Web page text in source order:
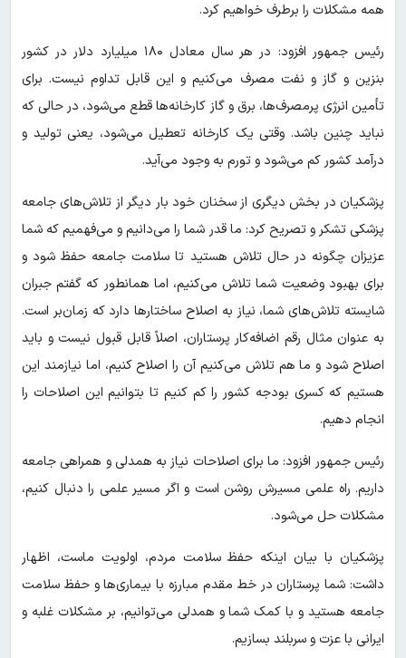
همه مشکلات را برطرف خواهیم کرد.
رئیس جمهور افزود: در هر سال معادل ۱۸۰ میلیارد دلار در کشور
بنزین و گاز و نفت مصرف می‌کنیم و این قابل تداوم نیست. برای
تأمین انرژی پرمصرف‌ها، برق و گاز کارخانه‌ها قطع می‌شود، در حالی که
نباید چنین باشد. وقتی یک کارخانه تعطیل می‌شود، یعنی تولید و
درآمد کشور کم می‌شود و تورم به وجود می‌آید.
پزشکیان در بخش دیگری از سخنان خود بار دیگر از تلاش‌های جامعه
پزشکی تشکر و تصریح کرد: ما قدر شما را می‌دانیم و می‌فهمیم که شما
عزیزان چگونه در حال تلاش هستید تا سلامت جامعه حفظ شود و
برای بهبود وضعیت شما تلاش می‌کنیم، اما همانطور که گفتم جبران
شایسته تلاش‌های شما، نیاز به اصلاح ساختارها دارد که زمان‌بر است.
به عنوان مثال رقم اضافه‌کار پرستاران، اصلاً قابل قبول نیست و باید
اصلاح شود و ما هم تلاش می‌کنیم آن را اصلاح کنیم، اما نیازمند این
هستیم که کسری بودجه کشور را کم کنیم تا بتوانیم این اصلاحات را
انجام دهیم.
رئیس جمهور افزود: ما برای اصلاحات نیاز به همدلی و همراهی جامعه
داریم. راه علمی مسیرش روشن است و اگر مسیر علمی را دنبال کنیم،
مشکلات حل می‌شود.
پزشکیان با بیان اینکه حفظ سلامت مردم، اولویت ماست، اظهار
داشت: شما پرستاران در خط مقدم مبارزه با بیماری‌ها و حفظ سلامت
جامعه هستید و با کمک شما و همدلی می‌توانیم، بر مشکلات غلبه و
ایرانی با عزت و سربلند بسازیم.